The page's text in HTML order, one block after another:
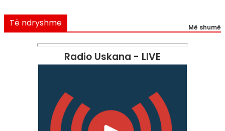
Të ndryshme Më shumë
Radio Uskana - LIVE